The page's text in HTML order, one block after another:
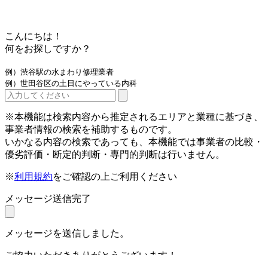
こんにちは！
何をお探しですか？
例）渋谷駅の水まわり修理業者
例）世田谷区の土日にやっている内科
※本機能は検索内容から推定されるエリアと業種に基づき、
事業者情報の検索を補助するものです。
いかなる内容の検索であっても、本機能では事業者の比較・
優劣評価・断定的判断・専門的判断は行いません。
※利用規約をご確認の上ご利用ください
メッセージ送信完了
メッセージを送信しました。